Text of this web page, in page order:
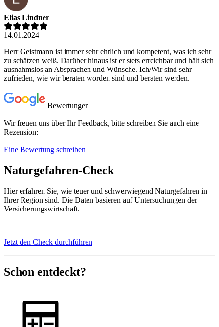
Elias Lindner
14.01.2024
Herr Geistmann ist immer sehr ehrlich und kompetent, was ich sehr
zu schätzen weiß. Darüber hinaus ist er stets erreichbar und hält sich
ausnahmslos an Absprachen und Wünsche. Ich/Wir sind sehr
zufrieden, wie wir beraten worden sind und beraten werden.
Bewertungen
Wir freuen uns über Ihr Feedback, bitte schreiben Sie auch eine
Rezension:
Eine Bewertung schreiben
Naturgefahren-Check
Hier erfahren Sie, wie teuer und schwerwiegend Naturgefahren in
Ihrer Region sind. Die Daten basieren auf Untersuchungen der
Versicherungswirtschaft.
Jetzt den Check durchführen
Schon entdeckt?